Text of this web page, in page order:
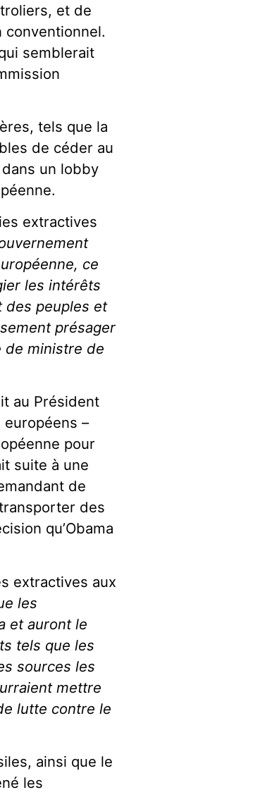
et de
semblerait
tels que la
de céder au
un lobby
extractives
ce
les intérêts
des peuples et
présager
de ministre de
au Président
européens –
pour
suite à une
de
des
qu’Obama
extractives aux
les
et auront le
tels que les
sources les
mettre
lutte contre le
ainsi que le
les